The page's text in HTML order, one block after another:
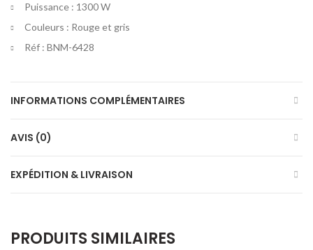
Puissance : 1300 W
Couleurs : Rouge et gris
Réf : BNM-6428
INFORMATIONS COMPLÉMENTAIRES
AVIS (0)
EXPÉDITION & LIVRAISON
PRODUITS SIMILAIRES